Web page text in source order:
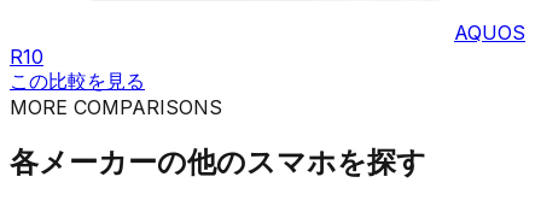
AQUOS
R10
この比較を見る
MORE COMPARISONS
各メーカーの他のスマホを探す